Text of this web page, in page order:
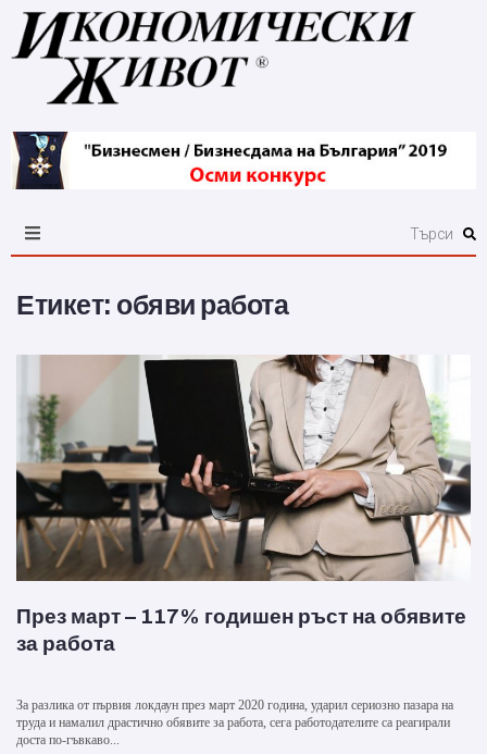
Етикет: обяви работа
През март – 117% годишен ръст на обявите
за работа
За разлика от първия локдаун през март 2020 година, ударил сериозно пазара на
труда и намалил драстично обявите за работа, сега работодателите са реагирали
доста по-гъвкаво...